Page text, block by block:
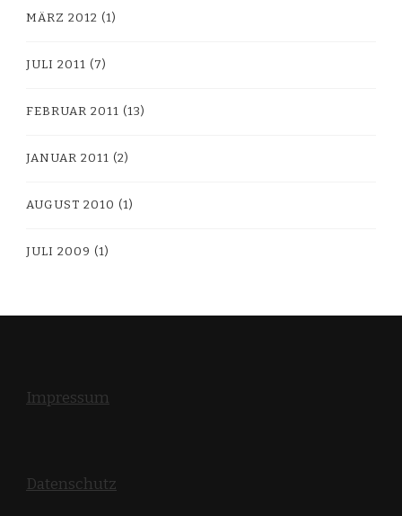
MÄRZ 2012 (1)
JULI 2011 (7)
FEBRUAR 2011 (13)
JANUAR 2011 (2)
AUGUST 2010 (1)
JULI 2009 (1)
Impressum
Datenschutz